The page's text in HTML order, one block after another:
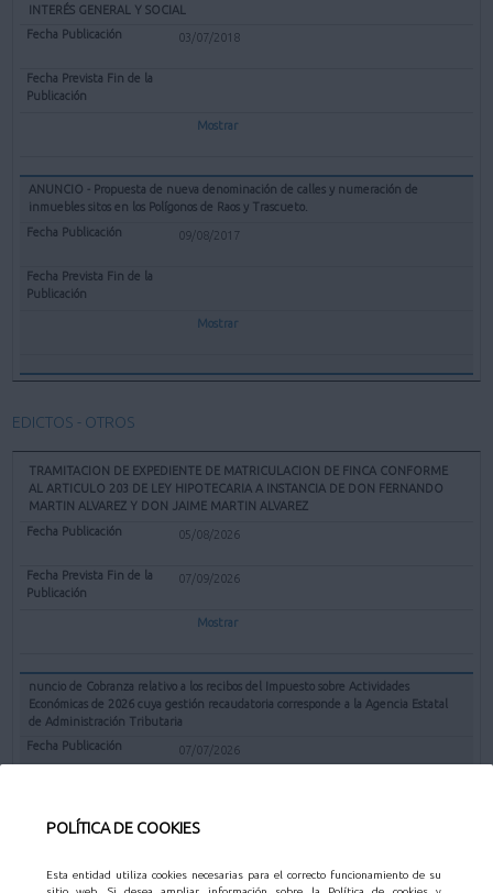
POLÍTICA DE COOKIES
Esta entidad utiliza cookies necesarias para el correcto funcionamiento de su
INTERÉS GENERAL Y SOCIAL
03/07/2018
Mostrar
ANUNCIO - Propuesta de nueva denominación de calles y numeración de
inmuebles sitos en los Polígonos de Raos y Trascueto.
09/08/2017
Mostrar
EDICTOS - OTROS
TRAMITACION DE EXPEDIENTE DE MATRICULACION DE FINCA CONFORME
AL ARTICULO 203 DE LEY HIPOTECARIA A INSTANCIA DE DON FERNANDO
MARTIN ALVAREZ Y DON JAIME MARTIN ALVAREZ
05/08/2026
07/09/2026
Mostrar
nuncio de Cobranza relativo a los recibos del Impuesto sobre Actividades
Económicas de 2026 cuya gestión recaudatoria corresponde a la Agencia Estatal
de Administración Tributaria
07/07/2026
Mostrar